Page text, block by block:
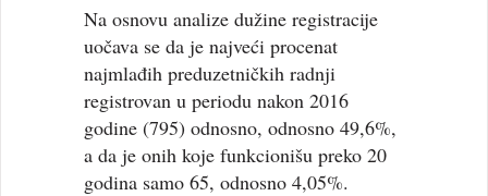
Na osnovu analize dužine registracije
uočava se da je najveći procenat
najmlađih preduzetničkih radnji
registrovan u periodu nakon 2016
godine (795) odnosno, odnosno 49,6%,
a da je onih koje funkcionišu preko 20
godina samo 65, odnosno 4,05%.